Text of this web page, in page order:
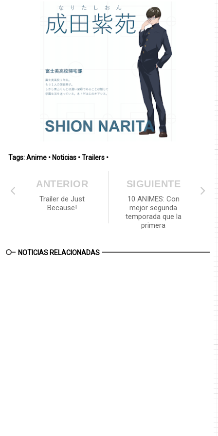
Tags:Anime • Noticias •Trailers •
SIGUIENTE
10 ANIMES: Con
mejor segunda
temporada que la
primera
ANTERIOR
Trailer de Just
Because!
NOTICIAS RELACIONADAS